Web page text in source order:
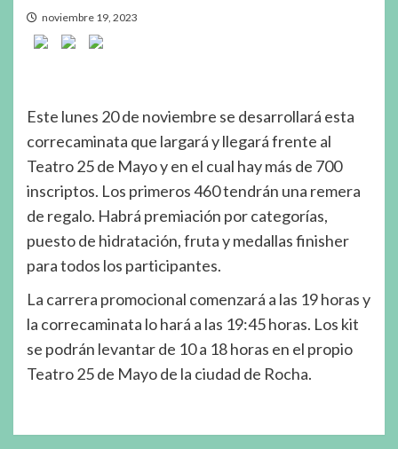
noviembre 19, 2023
Este lunes 20 de noviembre se desarrollará esta
correcaminata que largará y llegará frente al
Teatro 25 de Mayo y en el cual hay más de 700
inscriptos. Los primeros 460 tendrán una remera
de regalo. Habrá premiación por categorías,
puesto de hidratación, fruta y medallas finisher
para todos los participantes.
La carrera promocional comenzará a las 19 horas y
la correcaminata lo hará a las 19:45 horas. Los kit
se podrán levantar de 10 a 18 horas en el propio
Teatro 25 de Mayo de la ciudad de Rocha.